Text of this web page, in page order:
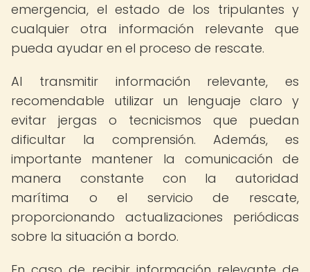
emergencia, el estado de los tripulantes y
cualquier otra información relevante que
pueda ayudar en el proceso de rescate.
Al transmitir información relevante, es
recomendable utilizar un lenguaje claro y
evitar jergas o tecnicismos que puedan
dificultar la comprensión. Además, es
importante mantener la comunicación de
manera constante con la autoridad
marítima o el servicio de rescate,
proporcionando actualizaciones periódicas
sobre la situación a bordo.